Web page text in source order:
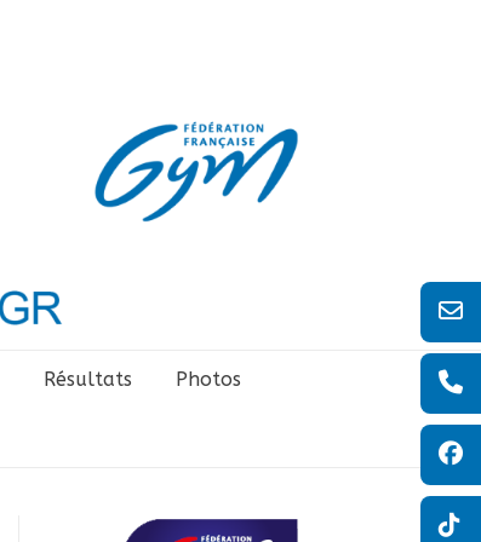
Résultats Photos